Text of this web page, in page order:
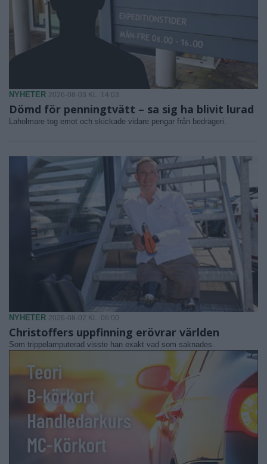
NYHETER 2026-08-03 KL. 14:03
Dömd för penningtvätt – sa sig ha blivit lurad
Laholmare tog emot och skickade vidare pengar från bedrägeri.
NYHETER 2026-08-02 KL. 06:00
Christoffers uppfinning erövrar världen
Som trippelamputerad visste han exakt vad som saknades.